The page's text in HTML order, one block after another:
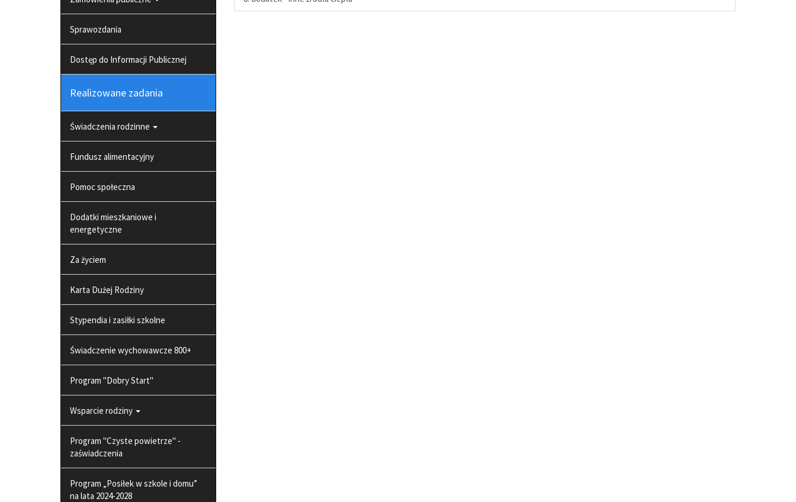
Sprawozdania
Dostęp do Informacji Publicznej
Realizowane zadania
Świadczenia rodzinne
Fundusz alimentacyjny
Pomoc społeczna
Dodatki mieszkaniowe i
energetyczne
Za życiem
Karta Dużej Rodziny
Stypendia i zasiłki szkolne
Świadczenie wychowawcze 800+
Program "Dobry Start"
Wsparcie rodziny
Program "Czyste powietrze" -
zaświadczenia
Program „Posiłek w szkole i domu”
na lata 2024-2028